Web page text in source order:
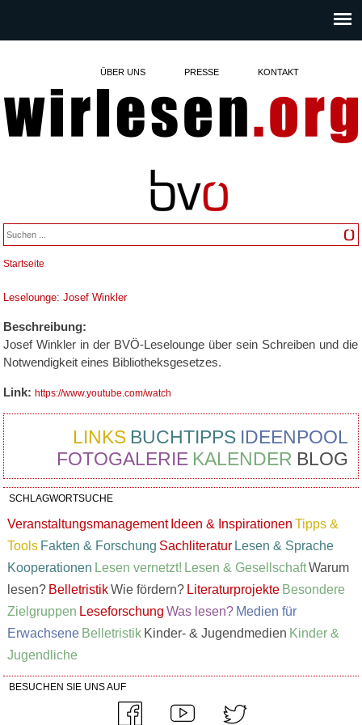
ÜBER UNS PRESSE KONTAKT
Sie sind hier
Startseite
Leselounge: Josef Winkler
Beschreibung:
Josef Winkler in der BVÖ-Leselounge über sein Schreiben und die
Notwendigkeit eines Bibliotheksgesetzes.
Link:https://www.youtube.com/watch
IDEENPOOL
BUCHTIPPS
LINKS
BLOG
KALENDER
FOTOGALERIE
SCHLAGWORTSUCHE
Veranstaltungsmanagement Ideen & Inspirationen Tipps &
Tools Fakten & Forschung Sachliteratur Lesen & Sprache
Kooperationen Lesen vernetzt! Lesen & GesellschaftWarum
lesen? Belletristik Wie fördern? Literaturprojekte Besondere
Zielgruppen Leseforschung Was lesen? Medien für
Erwachsene Belletristik Kinder- & Jugendmedien Kinder &
Jugendliche
BESUCHEN SIE UNS AUF